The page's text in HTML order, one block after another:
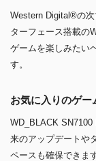
Western Digital®の
ターフェース搭載の
ゲームを楽しみたい
す。
お気に入りのゲ
WD_BLACK
来のアップデートや
ペースも確保できます